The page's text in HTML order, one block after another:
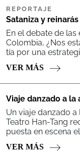
REPORTAJE
Sataniza y reinarás
En el debate de las
Colombia, ¿Nos
tía por una
VER MÁS
Viaje danzado a la
Un viaje danzado a
Teatro Han-Tang
puesta en escena
VER MÁS